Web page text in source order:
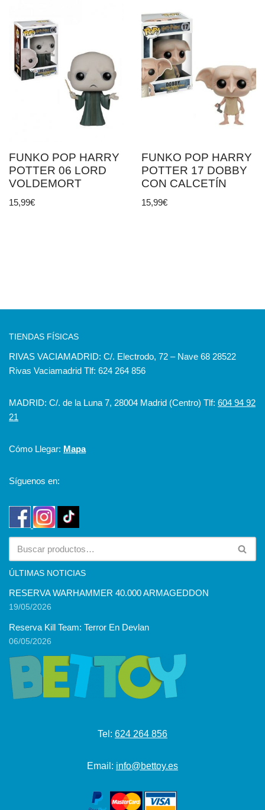
FUNKO POP HARRY
POTTER 06 LORD
VOLDEMORT
15,99€
FUNKO POP HARRY
POTTER 17 DOBBY
CON CALCETÍN
15,99€
TIENDAS FÍSICAS
RIVAS VACIAMADRID: C/. Electrodo, 72 – Nave 68 28522
Rivas Vaciamadrid Tlf: 624 264 856
MADRID: C/. de la Luna 7, 28004 Madrid (Centro) Tlf: 604 94 92
21
Cómo Llegar: Mapa
Síguenos en:
ÚLTIMAS NOTICIAS
RESERVA WARHAMMER 40.000 ARMAGEDDON
19/05/2026
Reserva Kill Team: Terror En Devlan
06/05/2026
Tel: 624 264 856
Email: info@bettoy.es